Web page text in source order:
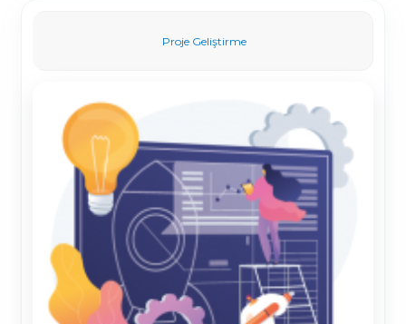
Proje Geliştirme